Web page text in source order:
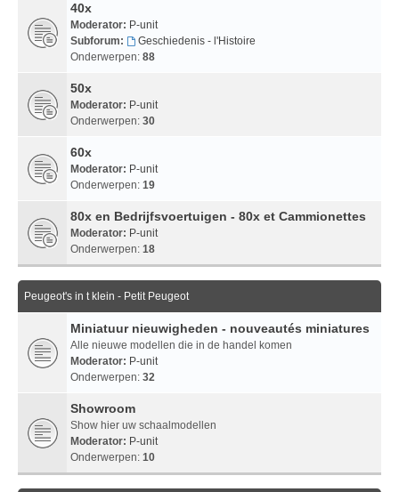
40x
Moderator: P-unit
Subforum:
Geschiedenis - l'Histoire
Onderwerpen: 88
50x
Moderator: P-unit
Onderwerpen: 30
60x
Moderator: P-unit
Onderwerpen: 19
80x en Bedrijfsvoertuigen - 80x et Cammionettes
Moderator: P-unit
Onderwerpen: 18
Peugeot's in t klein - Petit Peugeot
Miniatuur nieuwigheden - nouveautés miniatures
Alle nieuwe modellen die in de handel komen
Moderator: P-unit
Onderwerpen: 32
Showroom
Show hier uw schaalmodellen
Moderator: P-unit
Onderwerpen: 10